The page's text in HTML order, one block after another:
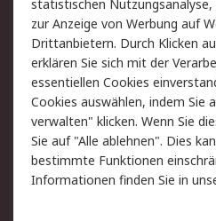
Hilfe
Rechtliches
AGB
Cookie-Richtlinie
Copyright/Impressum
statistischen Nutzungsanalyse,
zur Anzeige von Werbung auf
Drittanbietern. Durch Klicken
erklären Sie sich mit der
essentiellen Cookies
Cookies auswählen, indem Sie
verwalten" klicken. Wenn Sie
Sie auf "Alle ablehnen". Dies
bestimmte Funktionen
Informationen finden Sie in